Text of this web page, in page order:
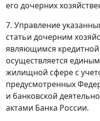
его дочерних
7. Управление
статьи дочерним
являющимся кредитной
осуществляется
жилищной сфере с
предусмотренных
и банковской
актами Банка России.